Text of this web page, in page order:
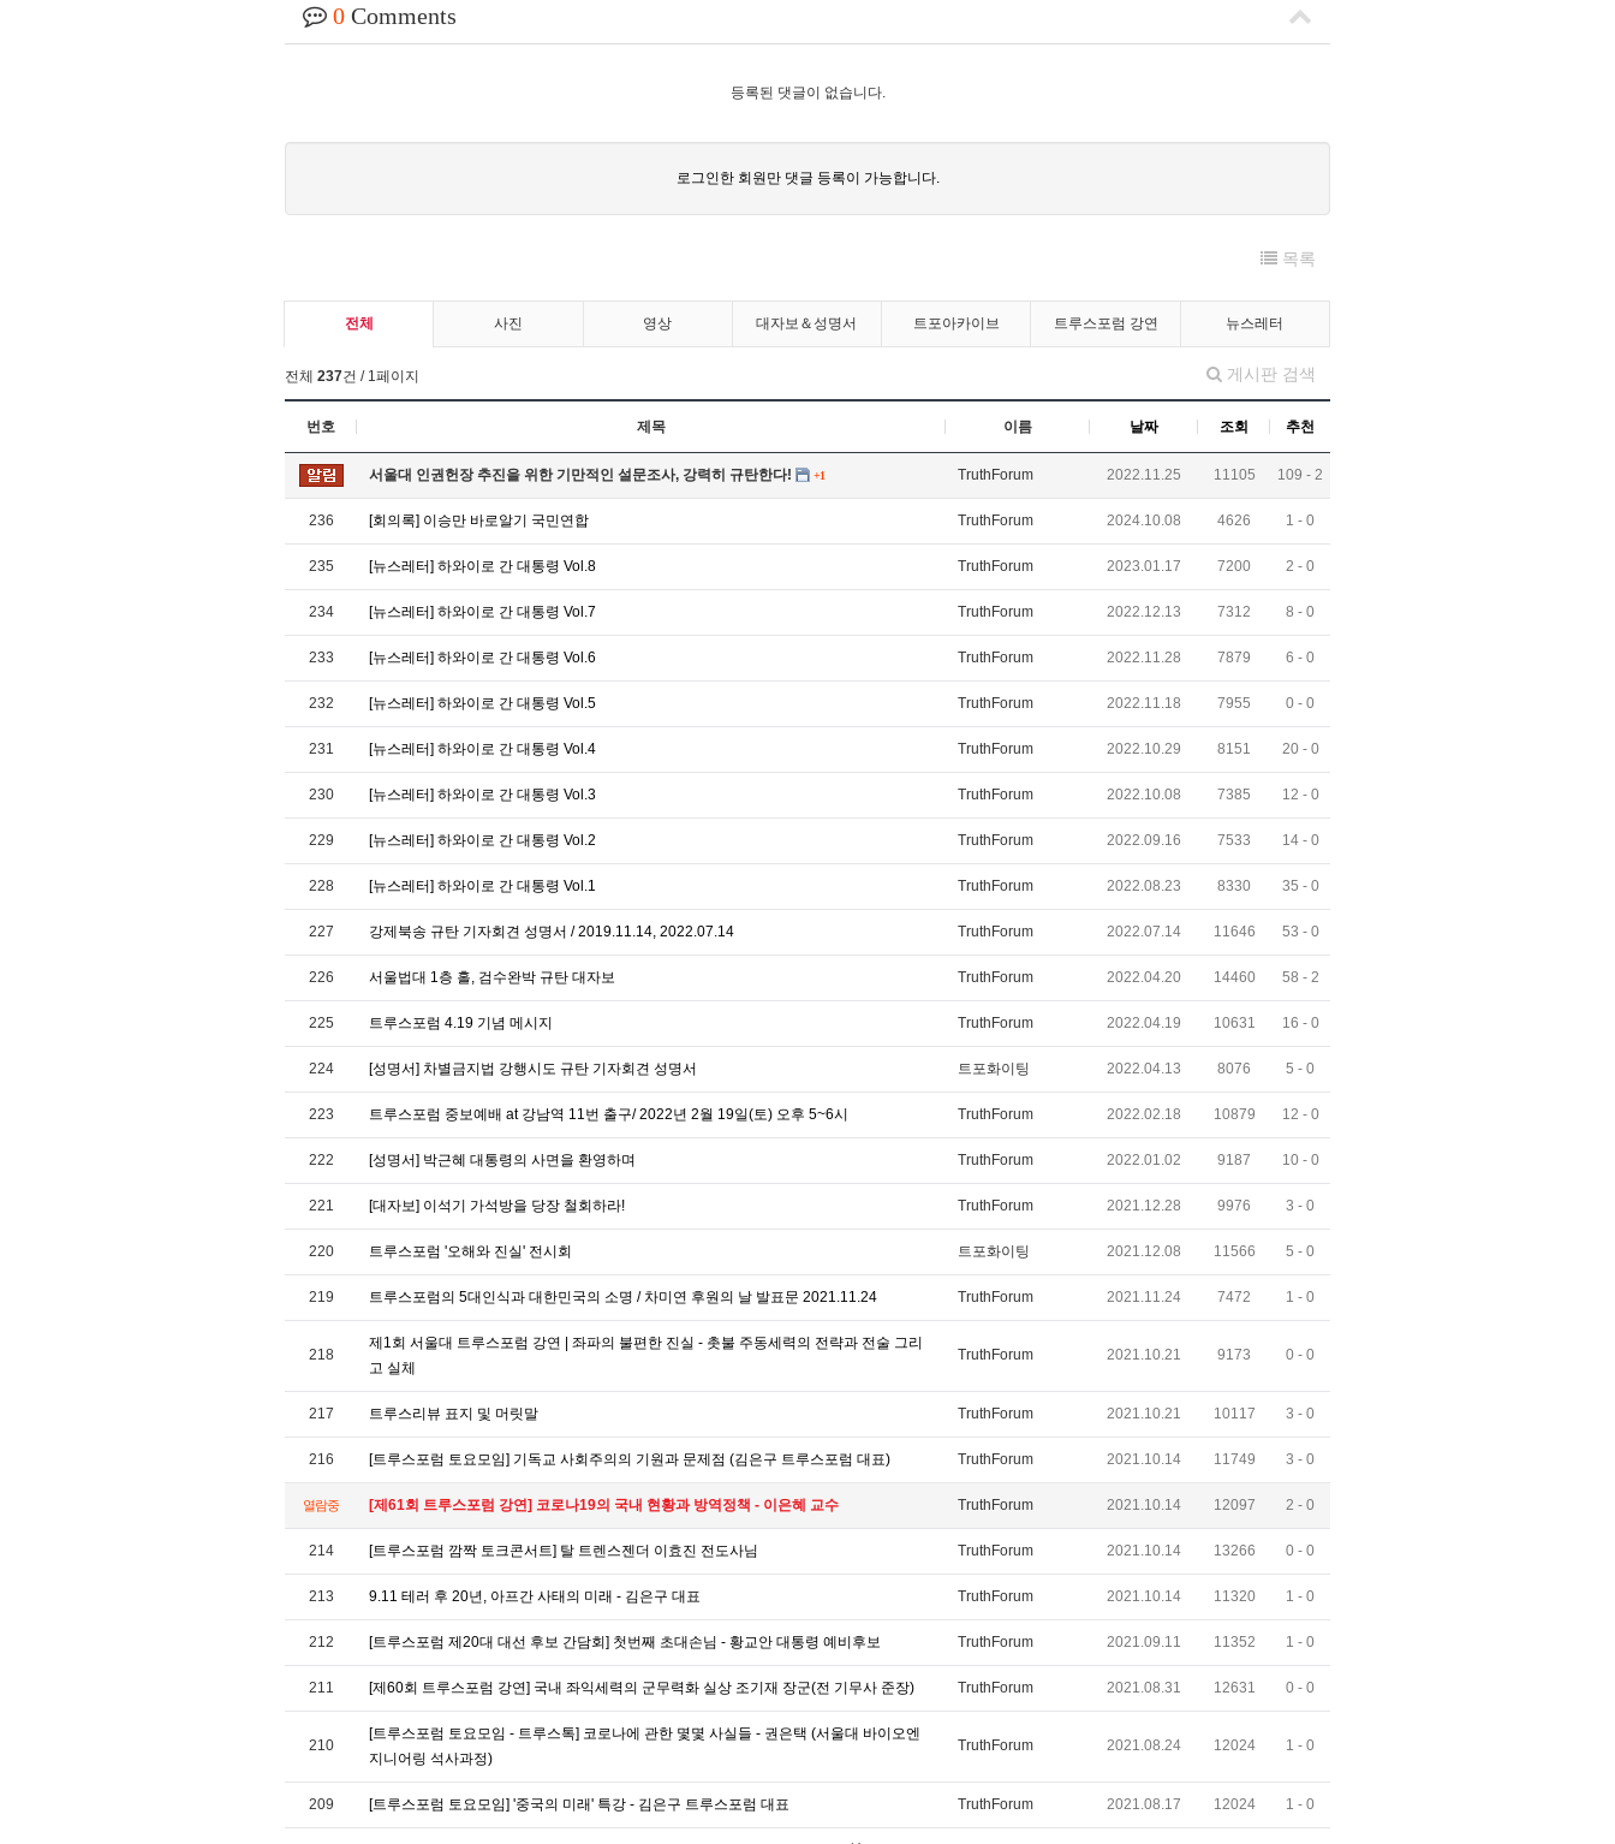
0 Comments
등록된 댓글이 없습니다.
로그인한 회원만 댓글 등록이 가능합니다.
목록
전체 사진 영상 대자보＆성명서 트포아카이브 트루스포럼 강연 뉴스레터
게시판 검색
전체 237건 / 1페이지
번호 제목 이름 날짜 조회 추천
서울대 인권헌장 추진을 위한 기만적인 설문조사, 강력히 규탄한다! +1 TruthForum 2022.11.25 11105 109 - 2
236 [회의록] 이승만 바로알기 국민연합 TruthForum 2024.10.08 4626 1 - 0
235 [뉴스레터] 하와이로 간 대통령 Vol.8 TruthForum 2023.01.17 7200 2 - 0
234 [뉴스레터] 하와이로 간 대통령 Vol.7 TruthForum 2022.12.13 7312 8 - 0
233 [뉴스레터] 하와이로 간 대통령 Vol.6 TruthForum 2022.11.28 7879 6 - 0
232 [뉴스레터] 하와이로 간 대통령 Vol.5 TruthForum 2022.11.18 7955 0 - 0
231 [뉴스레터] 하와이로 간 대통령 Vol.4 TruthForum 2022.10.29 8151 20 - 0
230 [뉴스레터] 하와이로 간 대통령 Vol.3 TruthForum 2022.10.08 7385 12 - 0
229 [뉴스레터] 하와이로 간 대통령 Vol.2 TruthForum 2022.09.16 7533 14 - 0
228 [뉴스레터] 하와이로 간 대통령 Vol.1 TruthForum 2022.08.23 8330 35 - 0
227 강제북송 규탄 기자회견 성명서 / 2019.11.14, 2022.07.14 TruthForum 2022.07.14 11646 53 - 0
226 서울법대 1층 홀, 검수완박 규탄 대자보 TruthForum 2022.04.20 14460 58 - 2
225 트루스포럼 4.19 기념 메시지 TruthForum 2022.04.19 10631 16 - 0
224 [성명서] 차별금지법 강행시도 규탄 기자회견 성명서 트포화이팅 2022.04.13 8076 5 - 0
223 트루스포럼 중보예배 at 강남역 11번 출구/ 2022년 2월 19일(토) 오후 5~6시 TruthForum 2022.02.18 10879 12 - 0
222 [성명서] 박근혜 대통령의 사면을 환영하며 TruthForum 2022.01.02 9187 10 - 0
221 [대자보] 이석기 가석방을 당장 철회하라! TruthForum 2021.12.28 9976 3 - 0
220 트루스포럼 '오해와 진실' 전시회 트포화이팅 2021.12.08 11566 5 - 0
219 트루스포럼의 5대인식과 대한민국의 소명 / 차미연 후원의 날 발표문 2021.11.24 TruthForum 2021.11.24 7472 1 - 0
218
제1회 서울대 트루스포럼 강연 | 좌파의 불편한 진실 - 촛불 주동세력의 전략과 전술 그리
고 실체
TruthForum 2021.10.21 9173 0 - 0
217 트루스리뷰 표지 및 머릿말 TruthForum 2021.10.21 10117 3 - 0
216 [트루스포럼 토요모임] 기독교 사회주의의 기원과 문제점 (김은구 트루스포럼 대표) TruthForum 2021.10.14 11749 3 - 0
열람중 [제61회 트루스포럼 강연] 코로나19의 국내 현황과 방역정책 - 이은혜 교수 TruthForum 2021.10.14 12097 2 - 0
214 [트루스포럼 깜짝 토크콘서트] 탈 트렌스젠더 이효진 전도사님 TruthForum 2021.10.14 13266 0 - 0
213 9.11 테러 후 20년, 아프간 사태의 미래 - 김은구 대표 TruthForum 2021.10.14 11320 1 - 0
212 [트루스포럼 제20대 대선 후보 간담회] 첫번째 초대손님 - 황교안 대통령 예비후보 TruthForum 2021.09.11 11352 1 - 0
211 [제60회 트루스포럼 강연] 국내 좌익세력의 군무력화 실상 조기재 장군(전 기무사 준장) TruthForum 2021.08.31 12631 0 - 0
210
[트루스포럼 토요모임 - 트루스톡] 코로나에 관한 몇몇 사실들 - 권은택 (서울대 바이오엔
지니어링 석사과정)
TruthForum 2021.08.24 12024 1 - 0
209 [트루스포럼 토요모임] '중국의 미래' 특강 - 김은구 트루스포럼 대표 TruthForum 2021.08.17 12024 1 - 0